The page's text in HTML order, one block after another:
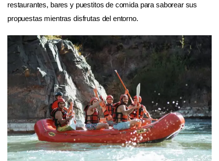
restaurantes, bares y puestitos de comida para saborear sus
propuestas mientras disfrutas del entorno.